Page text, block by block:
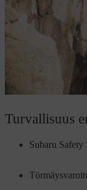
Turvallisuus
Subaru Safety